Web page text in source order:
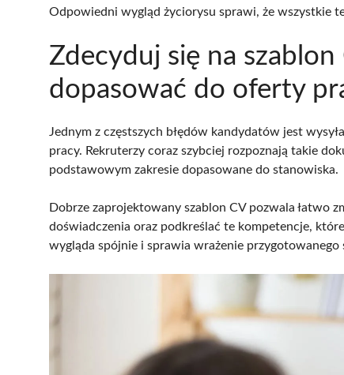
Odpowiedni wygląd życiorysu sprawi, że wszystkie
Zdecyduj się na
dopasować do oferty
Jednym z częstszych błędów kandydatów jest
pracy. Rekruterzy coraz szybciej rozpoznają takie
podstawowym zakresie dopasowane do stanowiska.
Dobrze zaprojektowany szablon CV pozwala łatwo
doświadczenia oraz podkreślać te kompetencje,
wygląda spójnie i sprawia wrażenie przygotowanego